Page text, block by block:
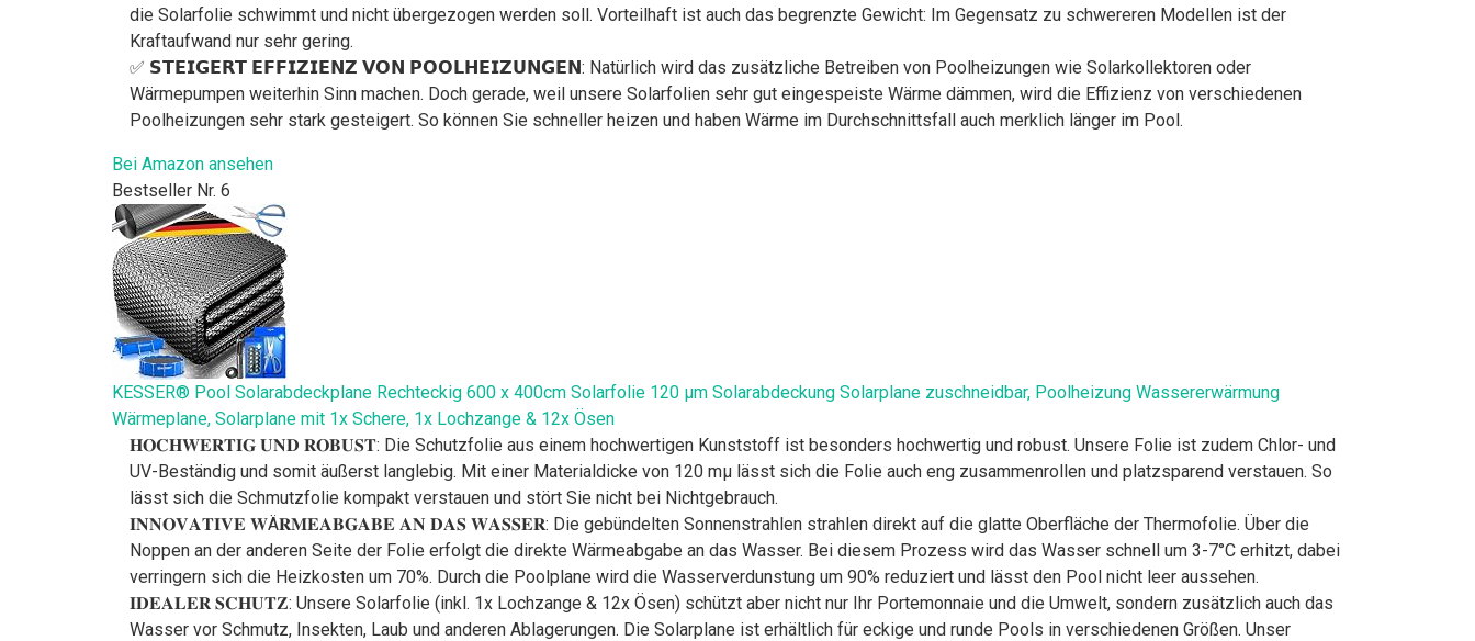
die Solarfolie schwimmt und nicht übergezogen werden soll. Vorteilhaft ist auch das begrenzte Gewicht: Im Gegensatz zu schwereren Modellen ist der
Kraftaufwand nur sehr gering.
✅ 𝗦𝗧𝗘𝗜𝗚𝗘𝗥𝗧 𝗘𝗙𝗙𝗜𝗭𝗜𝗘𝗡𝗭 𝗩𝗢𝗡 𝗣𝗢𝗢𝗟𝗛𝗘𝗜𝗭𝗨𝗡𝗚𝗘𝗡: Natürlich wird das zusätzliche Betreiben von Poolheizungen wie Solarkollektoren oder
Wärmepumpen weiterhin Sinn machen. Doch gerade, weil unsere Solarfolien sehr gut eingespeiste Wärme dämmen, wird die Effizienz von verschiedenen
Poolheizungen sehr stark gesteigert. So können Sie schneller heizen und haben Wärme im Durchschnittsfall auch merklich länger im Pool.
Bei Amazon ansehen
Bestseller Nr. 6
KESSER® Pool Solarabdeckplane Rechteckig 600 x 400cm Solarfolie 120 µm Solarabdeckung Solarplane zuschneidbar, Poolheizung Wassererwärmung
Wärmeplane, Solarplane mit 1x Schere, 1x Lochzange & 12x Ösen
𝐇𝐎𝐂𝐇𝐖𝐄𝐑𝐓𝐈𝐆 𝐔𝐍𝐃 𝐑𝐎𝐁𝐔𝐒𝐓: Die Schutzfolie aus einem hochwertigen Kunststoff ist besonders hochwertig und robust. Unsere Folie ist zudem Chlor- und
UV-Beständig und somit äußerst langlebig. Mit einer Materialdicke von 120 mµ lässt sich die Folie auch eng zusammenrollen und platzsparend verstauen. So
lässt sich die Schmutzfolie kompakt verstauen und stört Sie nicht bei Nichtgebrauch.
𝐈𝐍𝐍𝐎𝐕𝐀𝐓𝐈𝐕𝐄 𝐖Ä𝐑𝐌𝐄𝐀𝐁𝐆𝐀𝐁𝐄 𝐀𝐍 𝐃𝐀𝐒 𝐖𝐀𝐒𝐒𝐄𝐑: Die gebündelten Sonnenstrahlen strahlen direkt auf die glatte Oberfläche der Thermofolie. Über die
Noppen an der anderen Seite der Folie erfolgt die direkte Wärmeabgabe an das Wasser. Bei diesem Prozess wird das Wasser schnell um 3-7°C erhitzt, dabei
verringern sich die Heizkosten um 70%. Durch die Poolplane wird die Wasserverdunstung um 90% reduziert und lässt den Pool nicht leer aussehen.
𝐈𝐃𝐄𝐀𝐋𝐄𝐑 𝐒𝐂𝐇𝐔𝐓𝐙: Unsere Solarfolie (inkl. 1x Lochzange & 12x Ösen) schützt aber nicht nur Ihr Portemonnaie und die Umwelt, sondern zusätzlich auch das
Wasser vor Schmutz, Insekten, Laub und anderen Ablagerungen. Die Solarplane ist erhältlich für eckige und runde Pools in verschiedenen Größen. Unser